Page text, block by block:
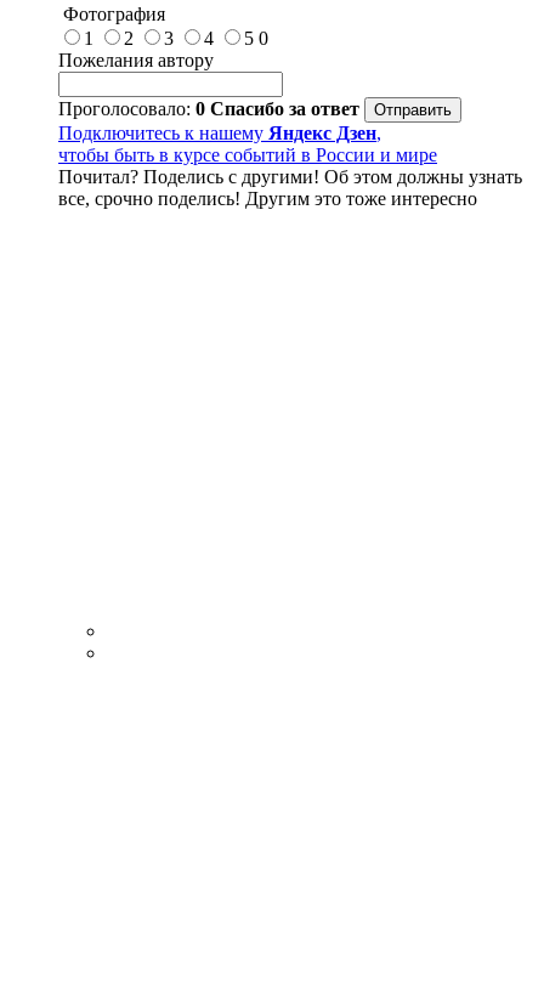
Фотография
1
2 3 4 5 0
Пожелания автору
Проголосовало: 0 Спасибо за ответ
Подключитесь к нашему Яндекс Дзен,
чтобы быть в курсе событий в России и мире
Почитал? Поделись с другими! Об этом должны узнать
все, срочно поделись! Другим это тоже интересно